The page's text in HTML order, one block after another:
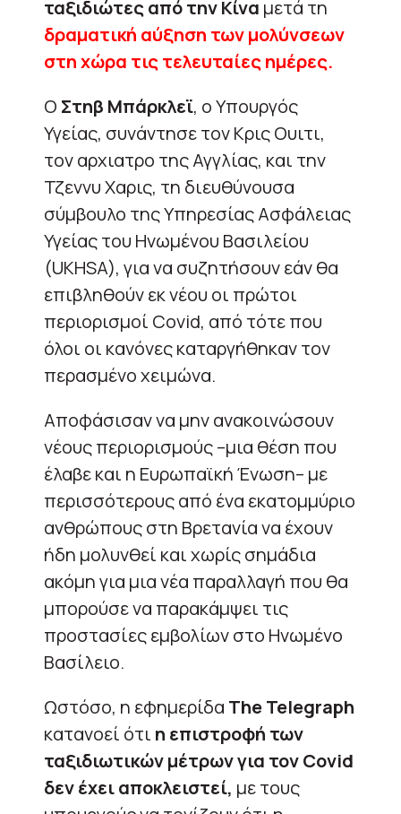
ταξιδιώτες από την Κίνα μετά τη
δραματική αύξηση των μολύνσεων
στη χώρα τις τελευταίες ημέρες.
Ο Στηβ Μπάρκλεϊ, ο Υπουργός
Υγείας, συνάντησε τον Κρις Ουιτι,
τον αρχιατρο της Αγγλίας, και την
Τζεννυ Χαρις, τη διευθύνουσα
σύμβουλο της Υπηρεσίας Ασφάλειας
Υγείας του Ηνωμένου Βασιλείου
(UKHSA), για να συζητήσουν εάν θα
επιβληθούν εκ νέου οι πρώτοι
περιορισμοί Covid, από τότε που
όλοι οι κανόνες καταργήθηκαν τον
περασμένο χειμώνα.
Αποφάσισαν να μην ανακοινώσουν
νέους περιορισμούς –μια θέση που
έλαβε και η Ευρωπαϊκή Ένωση– με
περισσότερους από ένα εκατομμύριο
ανθρώπους στη Βρετανία να έχουν
ήδη μολυνθεί και χωρίς σημάδια
ακόμη για μια νέα παραλλαγή που θα
μπορούσε να παρακάμψει τις
προστασίες εμβολίων στο Ηνωμένο
Βασίλειο.
Ωστόσο, η εφημερίδα The Telegraph
κατανοεί ότι η επιστροφή των
ταξιδιωτικών μέτρων για τον Covid
δεν έχει αποκλειστεί, με τους